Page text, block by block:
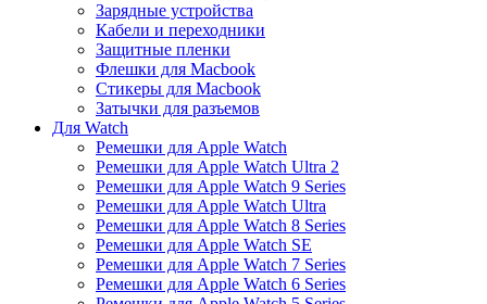
Зарядные устройства
Кабели и переходники
Защитные пленки
Флешки для Macbook
Стикеры для Macbook
Затычки для разъемов
Для Watch
Ремешки для Apple Watch
Ремешки для Apple Watch Ultra 2
Ремешки для Apple Watch 9 Series
Ремешки для Apple Watch Ultra
Ремешки для Apple Watch 8 Series
Ремешки для Apple Watch SE
Ремешки для Apple Watch 7 Series
Ремешки для Apple Watch 6 Series